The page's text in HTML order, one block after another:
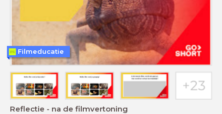
Reflectie - na de filmvertoning
Filmeducatie